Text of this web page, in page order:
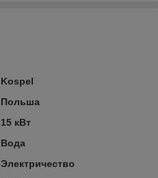
Kospel
Польша
15 кВт
Вода
Электричество